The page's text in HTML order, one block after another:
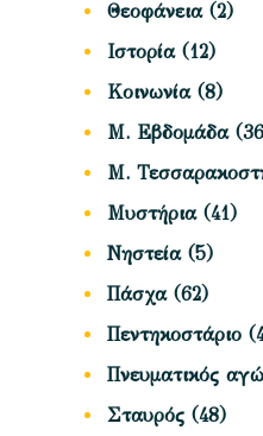
Θεοφάνεια(2)
Ιστορία(12)
Κοινωνία(8)
Μ. Εβδομάδα
Μ.
Μυστήρια(41)
Νηστεία(5)
Πάσχα(62)
Πεντηκοστάριο
Πνευματικός
Σταυρός (48)